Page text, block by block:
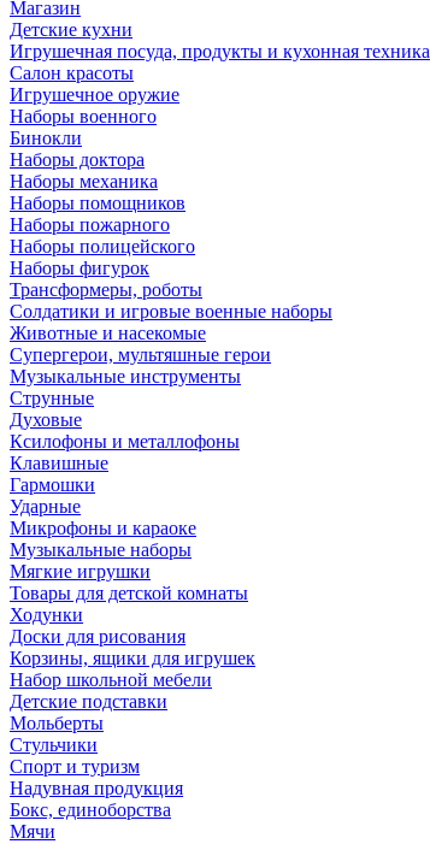
Магазин
Детские кухни
Игрушечная посуда, продукты и кухонная техника
Салон красоты
Игрушечное оружие
Наборы военного
Бинокли
Наборы доктора
Наборы механика
Наборы помощников
Наборы пожарного
Наборы полицейского
Наборы фигурок
Трансформеры, роботы
Солдатики и игровые военные наборы
Животные и насекомые
Супергерои, мультяшные герои
Музыкальные инструменты
Струнные
Духовые
Ксилофоны и металлофоны
Клавишные
Гармошки
Ударные
Микрофоны и караоке
Музыкальные наборы
Мягкие игрушки
Товары для детской комнаты
Ходунки
Доски для рисования
Корзины, ящики для игрушек
Набор школьной мебели
Детские подставки
Мольберты
Стульчики
Спорт и туризм
Надувная продукция
Бокс, единоборства
Мячи